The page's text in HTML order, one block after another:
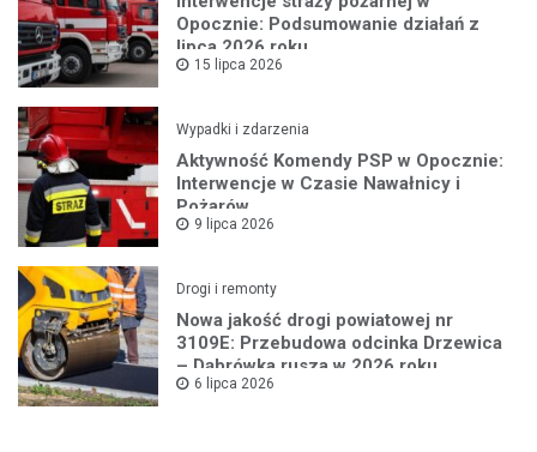
Opocznie: Podsumowanie działań z
lipca 2026 roku
15 lipca 2026
Wypadki i zdarzenia
Aktywność Komendy PSP w Opocznie:
Interwencje w Czasie Nawałnicy i
Pożarów
9 lipca 2026
Drogi i remonty
Nowa jakość drogi powiatowej nr
3109E: Przebudowa odcinka Drzewica
– Dąbrówka rusza w 2026 roku
6 lipca 2026